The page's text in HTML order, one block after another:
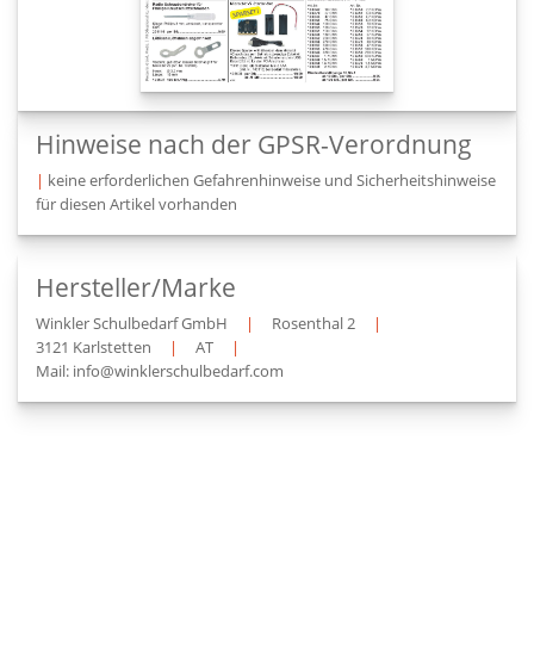
Hinweise nach der GPSR-Verordnung
| keine erforderlichen Gefahrenhinweise und Sicherheitshinweise
für diesen Artikel vorhanden
Hersteller/Marke
Winkler Schulbedarf GmbH | Rosenthal 2
|
3121 Karlstetten
| AT
|
Mail: info@winklerschulbedarf.com